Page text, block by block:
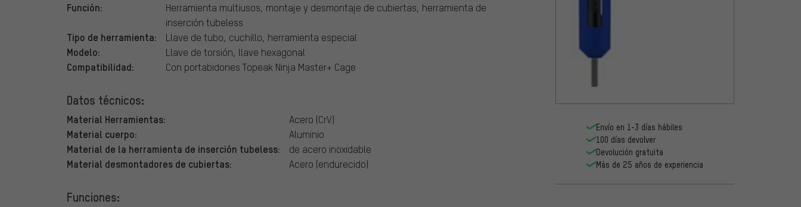
Función:
Herramienta multiusos, montaje y desmontaje de cubiertas, herramienta de
inserción tubeless
Tipo de herramienta: Llave de tubo, cuchillo, herramienta especial
Modelo: Llave de torsión, llave hexagonal
Compatibilidad: Con portabidones Topeak Ninja Master+ Cage
Datos técnicos:
Material Herramientas: Acero (CrV)
Material cuerpo: Aluminio
Material de la herramienta de inserción tubeless: de acero inoxidable
Material desmontadores de cubiertas: Acero (endurecido)
Funciones:
Envío en 1-3 días hábiles
100 días devolver
Devolución gratuita
Más de 25 años de experiencia